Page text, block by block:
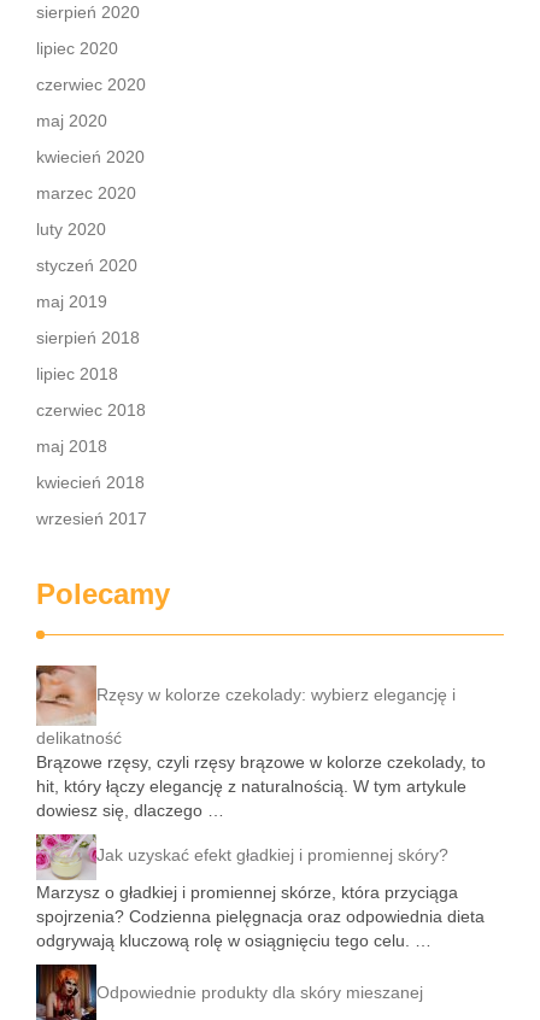
sierpień 2020
lipiec 2020
czerwiec 2020
maj 2020
kwiecień 2020
marzec 2020
luty 2020
styczeń 2020
maj 2019
sierpień 2018
lipiec 2018
czerwiec 2018
maj 2018
kwiecień 2018
wrzesień 2017
Polecamy
Rzęsy w kolorze czekolady: wybierz elegancję i
delikatność
Brązowe rzęsy, czyli rzęsy brązowe w kolorze czekolady, to
hit, który łączy elegancję z naturalnością. W tym artykule
dowiesz się, dlaczego …
Jak uzyskać efekt gładkiej i promiennej skóry?
Marzysz o gładkiej i promiennej skórze, która przyciąga
spojrzenia? Codzienna pielęgnacja oraz odpowiednia dieta
odgrywają kluczową rolę w osiągnięciu tego celu. …
Odpowiednie produkty dla skóry mieszanej